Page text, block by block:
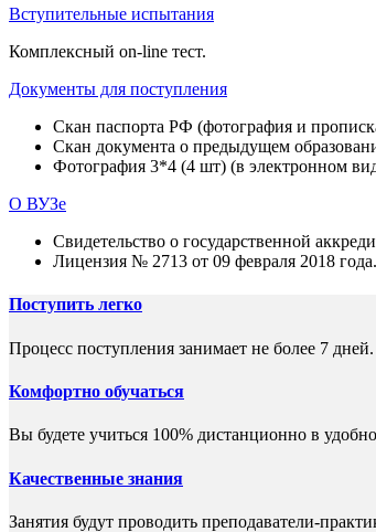
Вступительные испытания
Комплексный on-line тест.
Документы для поступления
Скан паспорта РФ (фотография и
Скан документа о предыдущем
Фотография 3*4 (4 шт) (в электронном
О ВУЗе
Свидетельство о государственной
Лицензия № 2713 от 09 февраля 2018
Поступить легко
Процесс поступления занимает не более 7
Комфортно обучаться
Вы будете учиться 100% дистанционно в
Качественные знания
Занятия будут проводить преподаватели-